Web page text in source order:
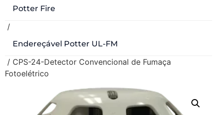
Potter Fire
/
Endereçável Potter UL-FM
/ CPS-24-Detector Convencional de Fumaça
Fotoelétrico